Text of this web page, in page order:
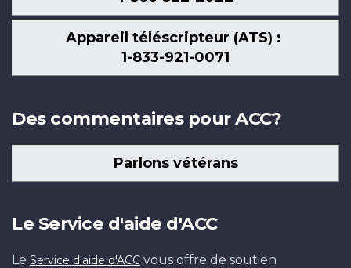
Appareil téléscripteur (ATS) :
1-833-921-0071
Des commentaires pour ACC?
Parlons vétérans
Le Service d'aide d'ACC
Le Service d'aide d'ACC vous offre de soutien